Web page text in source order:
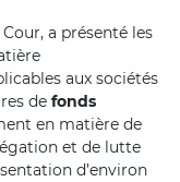
a présenté les
aux sociétés
de fonds
en matière de
et de lutte
d’environ